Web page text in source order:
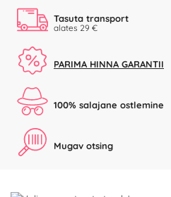
Tasuta transport
alates 29 €
PARIMA HINNA GARANTII
100% salajane ostlemine
Mugav otsing